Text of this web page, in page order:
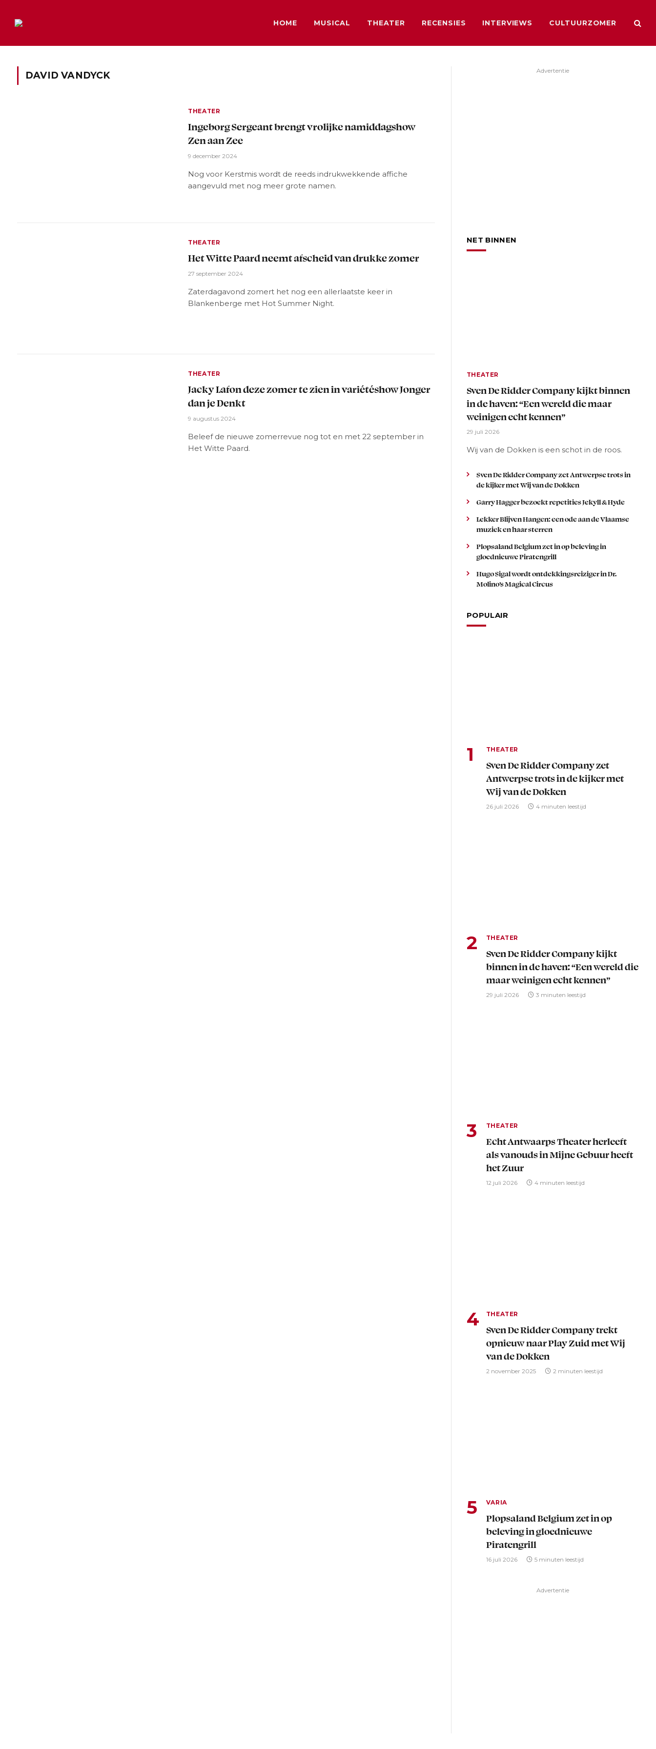
HOME MUSICAL THEATER RECENSIES INTERVIEWS CULTUURZOMER
DAVID VANDYCK
THEATER
Ingeborg Sergeant brengt vrolijke namiddagshow
Zen aan Zee
9 december 2024
Nog voor Kerstmis wordt de reeds indrukwekkende affiche
aangevuld met nog meer grote namen.
THEATER
Het Witte Paard neemt afscheid van drukke zomer
27 september 2024
Zaterdagavond zomert het nog een allerlaatste keer in
Blankenberge met Hot Summer Night.
THEATER
Jacky Lafon deze zomer te zien in variétéshow Jonger
dan je Denkt
9 augustus 2024
Beleef de nieuwe zomerrevue nog tot en met 22 september in
Het Witte Paard.
Advertentie
NET BINNEN
THEATER
Sven De Ridder Company kijkt binnen
in de haven: “Een wereld die maar
weinigen echt kennen”
29 juli 2026
Wij van de Dokken is een schot in de roos.
Sven De Ridder Company zet Antwerpse trots in
de kijker met Wij van de Dokken
Garry Hagger bezoekt repetities Jekyll & Hyde
Lekker Blijven Hangen: een ode aan de Vlaamse
muziek en haar sterren
Plopsaland Belgium zet in op beleving in
gloednieuwe Piratengrill
Hugo Sigal wordt ontdekkingsreiziger in Dr.
Molino’s Magical Circus
POPULAIR
THEATER
Sven De Ridder Company zet
Antwerpse trots in de kijker met
Wij van de Dokken
26 juli 2026 4 minuten leestijd
THEATER
Sven De Ridder Company kijkt
binnen in de haven: “Een wereld die
maar weinigen echt kennen”
29 juli 2026 3 minuten leestijd
THEATER
Echt Antwaarps Theater herleeft
als vanouds in Mijne Gebuur heeft
het Zuur
12 juli 2026 4 minuten leestijd
THEATER
Sven De Ridder Company trekt
opnieuw naar Play Zuid met Wij
van de Dokken
2 november 2025 2 minuten leestijd
VARIA
Plopsaland Belgium zet in op
beleving in gloednieuwe
Piratengrill
16 juli 2026 5 minuten leestijd
Advertentie